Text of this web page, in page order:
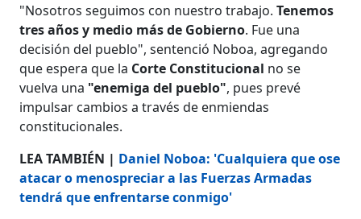
"Nosotros seguimos con nuestro trabajo.Tenemos
tres años y medio más de Gobierno. Fue una
decisión del pueblo", sentenció Noboa, agregando
que espera que la Corte Constitucional no se
vuelva una "enemiga del pueblo", pues prevé
impulsar cambios a través de enmiendas
constitucionales.
LEA TAMBIÉN | Daniel Noboa: 'Cualquiera que ose
atacar o menospreciar a las Fuerzas Armadas
tendrá que enfrentarse conmigo'